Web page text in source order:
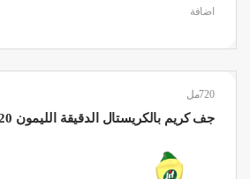
اضافة
720مل
جف كريم بالكريستال الدقيقة الليمون 720مل